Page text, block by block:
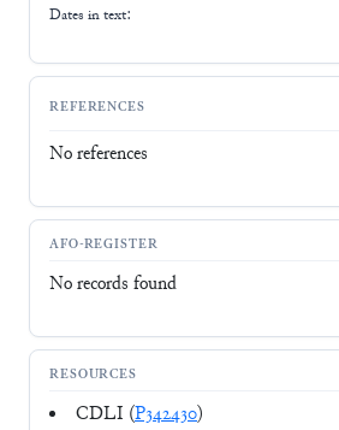
Dates in text:
REFERENCES
No references
AFO-REGISTER
No records found
RESOURCES
CDLI (P342430)